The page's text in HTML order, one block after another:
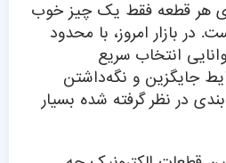
هر قطعه فقط یک چیز خوب
در بازار امروز، با محدود
انتخاب سریع
جایگزین و نگه‌داشتن
در نظر گرفته شده بسیار